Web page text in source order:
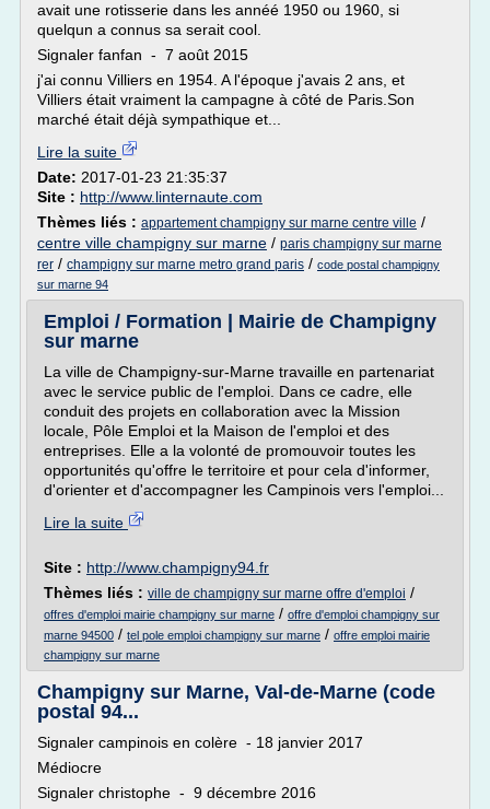
avait une rotisserie dans les annéé 1950 ou 1960, si
quelqun a connus sa serait cool.
Signaler fanfan - 7 août 2015
j'ai connu Villiers en 1954. A l'époque j'avais 2 ans, et
Villiers était vraiment la campagne à côté de Paris.Son
marché était déjà sympathique et...
Lire la suite
Date: 2017-01-23 21:35:37
Site : http://www.linternaute.com
Thèmes liés : appartement champigny sur marne centre ville /
centre ville champigny sur marne / paris champigny sur marne
rer / champigny sur marne metro grand paris / code postal champigny
sur marne 94
Emploi / Formation | Mairie de Champigny
sur marne
La ville de Champigny-sur-Marne travaille en partenariat
avec le service public de l'emploi. Dans ce cadre, elle
conduit des projets en collaboration avec la Mission
locale, Pôle Emploi et la Maison de l'emploi et des
entreprises. Elle a la volonté de promouvoir toutes les
opportunités qu'offre le territoire et pour cela d'informer,
d'orienter et d'accompagner les Campinois vers l'emploi...
Lire la suite
Site : http://www.champigny94.fr
Thèmes liés : ville de champigny sur marne offre d'emploi /
offres d'emploi mairie champigny sur marne / offre d'emploi champigny sur
marne 94500 / tel pole emploi champigny sur marne / offre emploi mairie
champigny sur marne
Champigny sur Marne, Val-de-Marne (code
postal 94...
Signaler campinois en colère - 18 janvier 2017
Médiocre
Signaler christophe - 9 décembre 2016